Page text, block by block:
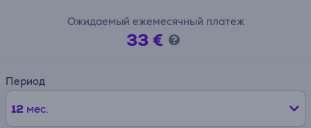
Ожидаемый ежемесячный платеж
33 €
Период
12 мес.